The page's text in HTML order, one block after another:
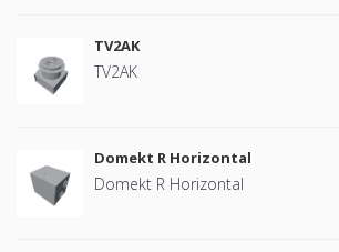
TV2AK
TV2AK
Domekt R Horizontal
Domekt R Horizontal